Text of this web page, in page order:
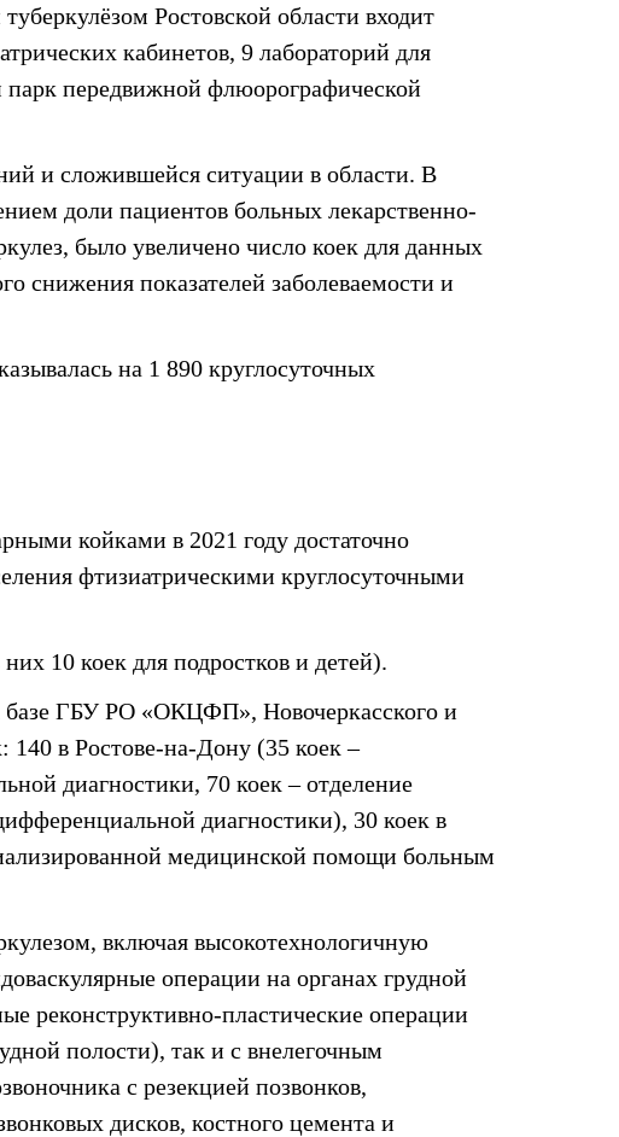
Ростовской области входит
кабинетов, 9 лабораторий для
парк передвижной флюорографической
и сложившейся ситуации в области. В
доли пациентов больных лекарственно-
было увеличено число коек для данных
снижения показателей заболеваемости и
на 1 890 круглосуточных
койками в 2021 году достаточно
фтизиатрическими круглосуточными
10 коек для подростков и детей).
базе ГБУ РО «ОКЦФП», Новочеркасского и
140 в Ростове-на-Дону (35 коек –
диагностики, 70 коек – отделение
диагностики), 30 коек в
медицинской помощи больным
включая высокотехнологичную
операции на органах грудной
реконструктивно-пластические операции
полости), так и с внелегочным
с резекцией позвонков,
дисков, костного цемента и